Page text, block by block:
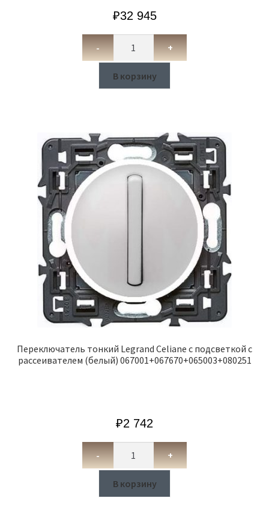
₽32 945
- +
В корзину
Переключатель тонкий Legrand Celiane с подсветкой с
рассеивателем (белый) 067001+067670+065003+080251
₽2 742
- +
В корзину